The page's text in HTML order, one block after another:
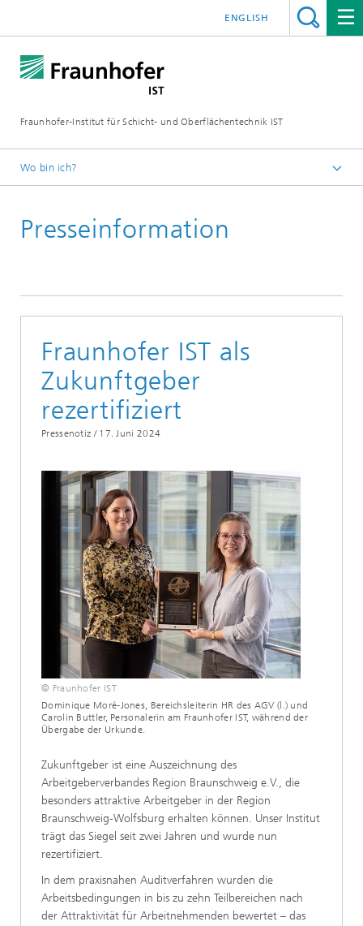
Fraunhofer-Institut für Schicht- und Oberflächentechnik IST
ENGLISH
Wo bin ich?
Presse | Publikationen
Presseinformation
Fraunhofer IST als
Zukunftgeber
rezertifiziert
Pressenotiz / 17. Juni 2024
© Fraunhofer IST
Dominique Moré-Jones, Bereichsleiterin HR des AGV (l.) und
Carolin Buttler, Personalerin am Fraunhofer IST, während der
Übergabe der Urkunde.
Zukunftgeber ist eine Auszeichnung des
Arbeitgeberverbandes Region Braunschweig e.V., die
besonders attraktive Arbeitgeber in der Region
Braunschweig-Wolfsburg erhalten können. Unser Institut
trägt das Siegel seit zwei Jahren und wurde nun
rezertifiziert.
In dem praxisnahen Auditverfahren wurden die
Arbeitsbedingungen in bis zu zehn Teilbereichen nach
der Attraktivität für Arbeitnehmenden bewertet – das